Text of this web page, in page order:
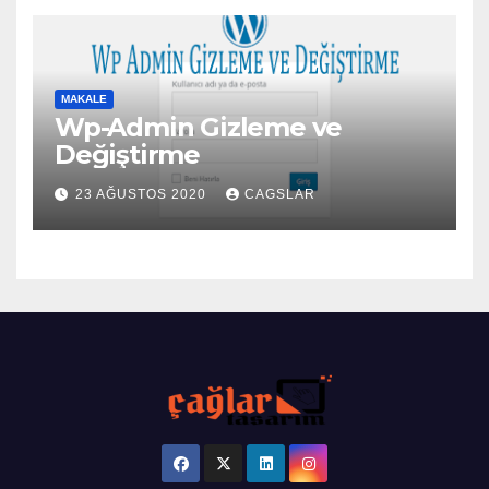
MAKALE
Wp-Admin Gizleme ve
Değiştirme
23 AĞUSTOS 2020 CAGSLAR